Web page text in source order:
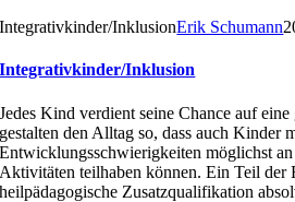
Integrativkinder/InklusionErik Schumann
Integrativkinder/Inklusion
Jedes Kind verdient seine Chance auf
gestalten den Alltag so, dass auch Kinder
Entwicklungsschwierigkeiten möglichst
Aktivitäten teilhaben können. Ein Teil der
heilpädagogische Zusatzqualifikation